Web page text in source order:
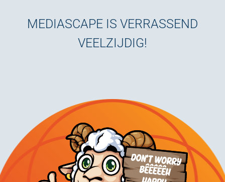
MEDIASCAPE IS VERRASSEND
VEELZIJDIG!